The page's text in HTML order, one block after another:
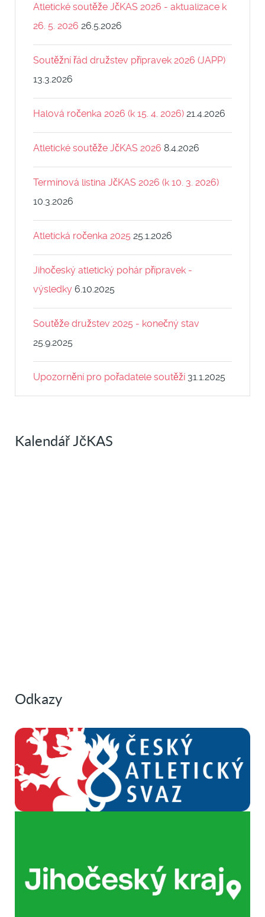
Atletické soutěže JčKAS 2026 - aktualizace k
26. 5. 2026 26.5.2026
Soutěžní řád družstev přípravek 2026 (JAPP)
13.3.2026
Halová ročenka 2026 (k 15. 4. 2026) 21.4.2026
Atletické soutěže JčKAS 2026 8.4.2026
Termínová listina JčKAS 2026 (k 10. 3. 2026)
10.3.2026
Atletická ročenka 2025 25.1.2026
Jihočeský atletický pohár přípravek -
výsledky 6.10.2025
Soutěže družstev 2025 - konečný stav
25.9.2025
Upozornění pro pořadatele soutěží 31.1.2025
Kalendář JčKAS
Odkazy